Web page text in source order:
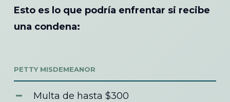
Esto es lo que podría enfrentar si recibe
una condena:
PETTY MISDEMEANOR
Multa de hasta $300